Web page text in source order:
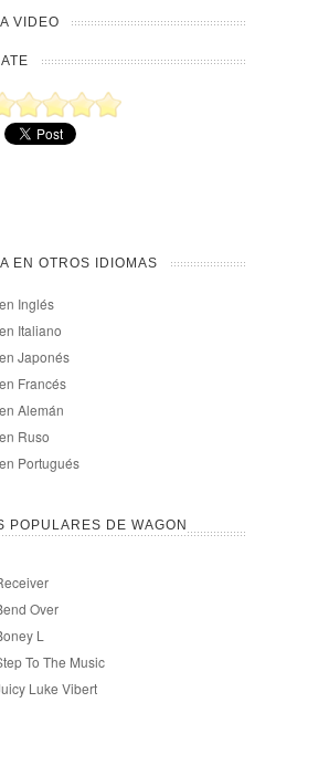
VIDEO
EN OTROS IDIOMAS
Inglés
Italiano
Japonés
Francés
Alemán
Ruso
Portugués
POPULARES DE WAGON
Over
L
To The Music
Luke Vibert